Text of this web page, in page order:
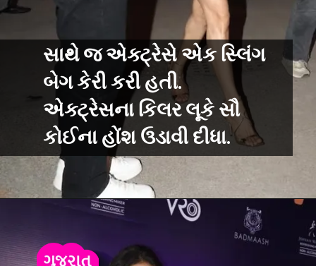
સાથે જ એક્ટ્રેસે એક સ્લિંગ
બેગ કેરી કરી હતી.
એક્ટ્રેસના કિલર લૂકે સૌ
કોઈના હોંશ ઉડાવી દીધા.